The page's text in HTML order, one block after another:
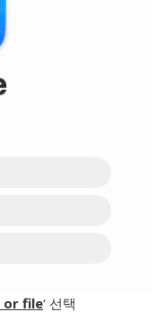
or file‘ 선택